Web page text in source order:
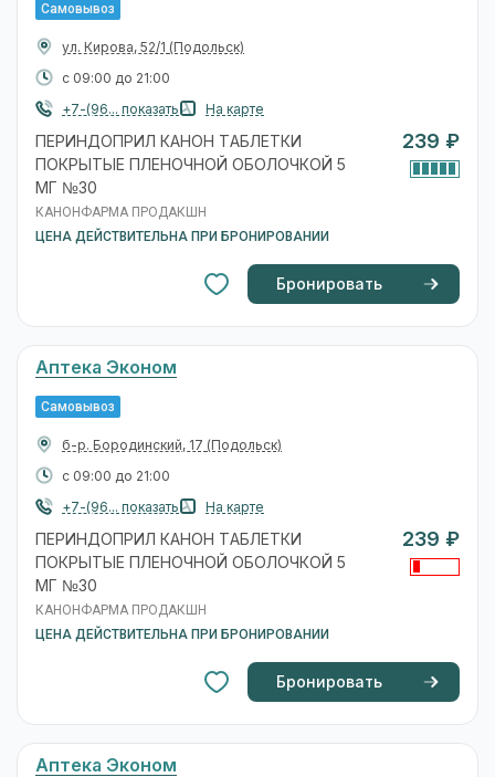
Самовывоз
ул. Кирова, 52/1 (Подольск)
с 09:00 до 21:00
+7-(96... показать
На карте
ПЕРИНДОПРИЛ КАНОН ТАБЛЕТКИ
ПОКРЫТЫЕ ПЛЕНОЧНОЙ ОБОЛОЧКОЙ 5
МГ №30
КАНОНФАРМА ПРОДАКШН
ЦЕНА ДЕЙСТВИТЕЛЬНА ПРИ БРОНИРОВАНИИ
239 ₽
Бронировать
Аптека Эконом
Самовывоз
б-р. Бородинский, 17 (Подольск)
с 09:00 до 21:00
+7-(96... показать
На карте
ПЕРИНДОПРИЛ КАНОН ТАБЛЕТКИ
ПОКРЫТЫЕ ПЛЕНОЧНОЙ ОБОЛОЧКОЙ 5
МГ №30
КАНОНФАРМА ПРОДАКШН
ЦЕНА ДЕЙСТВИТЕЛЬНА ПРИ БРОНИРОВАНИИ
239 ₽
Бронировать
Аптека Эконом